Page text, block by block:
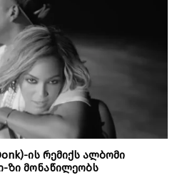
ის რემიქს ალბომი
ზი მონაწილეობს